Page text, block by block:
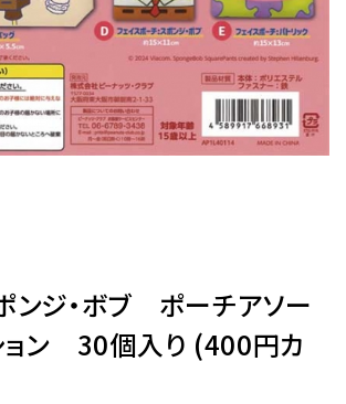
ルトイ
よくあるご質問
6282-7659
ジ・ボブ ポーチアソー
ョン 30個入り (400円カ